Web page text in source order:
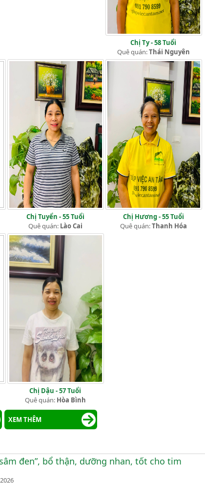
Chị Ty - 58 Tuổi
Quê quán:Thái Nguyên
Chị Tuyển - 55 Tuổi
Quê quán: Lào Cai
Chị Hương - 55 Tuổi
Quê quán:Thanh Hóa
Chị Dậu - 57 Tuổi
Quê quán: Hòa Bình
XEM THÊM
đen”, bổ thận, dưỡng nhan, tốt cho tim